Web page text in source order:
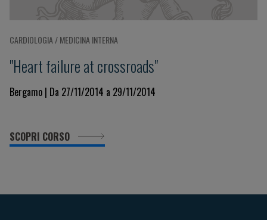
CARDIOLOGIA / MEDICINA INTERNA
"Heart failure at crossroads"
Bergamo | Da 27/11/2014 a 29/11/2014
SCOPRI CORSO